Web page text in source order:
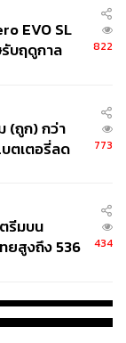
EVO SL
บฤดูกาล
822
(ถูก) กว่า
ตเตอรี่ลด
773
รีมบน
ยสูงถึง 536
434